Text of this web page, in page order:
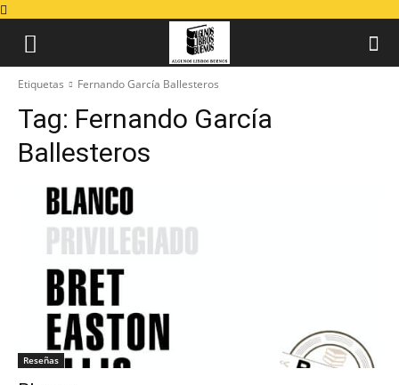
Etiquetas Fernando García Ballesteros
Tag: Fernando García
Ballesteros
Reseñas